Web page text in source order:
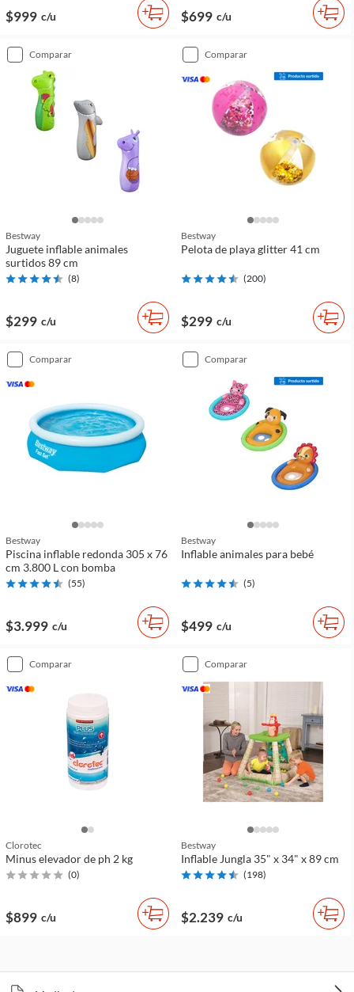
$999 c/u $699 c/u
comparar
Bestway
Juguete inflable animales
surtidos 89 cm
(8)
$299 c/u
comparar
Bestway
Pelota de playa glitter 41 cm
(200)
$299 c/u
comparar
Bestway
Piscina inflable redonda 305 x 76
cm 3.800 L con bomba
(55)
$3.999 c/u
comparar
Bestway
Inflable animales para bebé
(5)
$499 c/u
comparar
Clorotec
Minus elevador de ph 2 kg
(0)
$899 c/u
comparar
Bestway
Inflable Jungla 35" x 34" x 89 cm
(198)
$2.239 c/u